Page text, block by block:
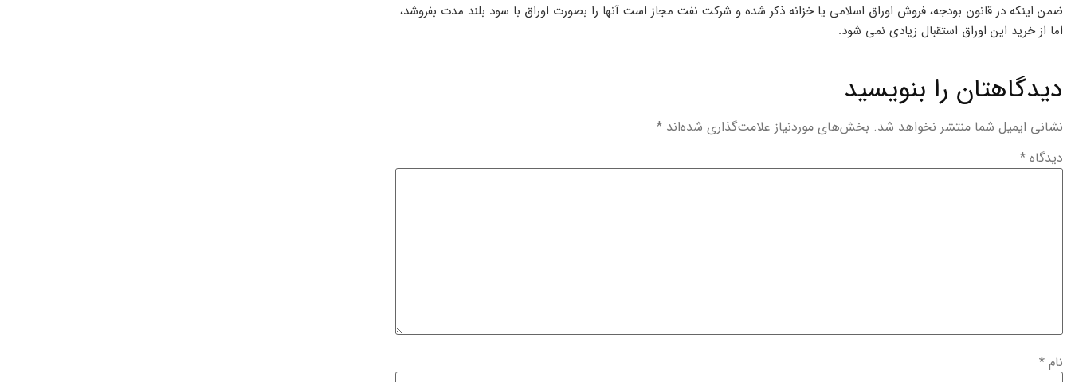
ضمن اینکه در قانون بودجه، فروش اوراق اسلامی یا خزانه ذکر شده و شرکت نفت مجاز است آنها را بصورت اوراق با سود بلند مدت بفروشد،
اما از خرید این اوراق استقبال زیادی نمی شود.
دیدگاهتان را بنویسید
نشانی ایمیل شما منتشر نخواهد شد. بخش‌های موردنیاز علامت‌گذاری شده‌اند *
دیدگاه *
نام *